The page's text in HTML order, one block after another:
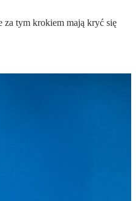
za tym krokiem mają kryć się